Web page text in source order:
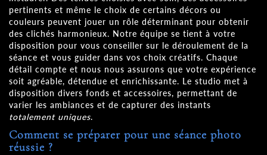
pertinents et même le choix de certains décors ou
couleurs peuvent jouer un rôle déterminant pour obtenir
des clichés harmonieux. Notre équipe se tient à votre
disposition pour vous conseiller sur le déroulement de la
séance et vous guider dans vos choix créatifs. Chaque
détail compte et nous nous assurons que votre expérience
soit agréable, détendue et enrichissante. Le studio met à
disposition divers fonds et accessoires, permettant de
varier les ambiances et de capturer des instants
totalement uniques.
Comment se préparer pour une séance photo
réussie ?